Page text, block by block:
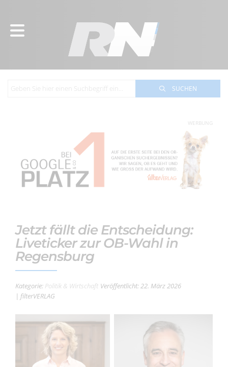
SUCHEN
WERBUNG
Jetzt fällt die Entscheidung:
Liveticker zur OB-Wahl in
Regensburg
Kategorie: Politik & Wirtschaft Veröffentlicht: 22. März 2026
| filterVERLAG